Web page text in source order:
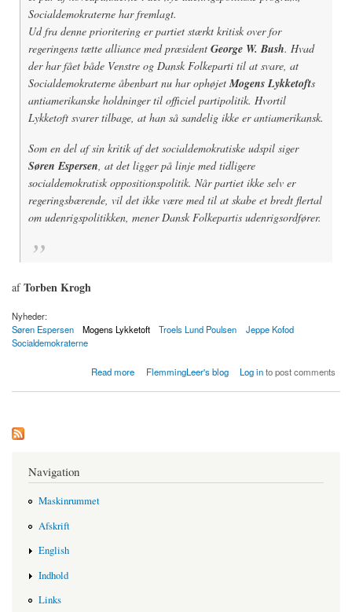
Socialdemokraterne har fremlagt.
Ud fra denne prioritering er partiet stærkt kritisk over for
regeringens tætte alliance med præsident George W. Bush. Hvad
der har fået både Venstre og Dansk Folkeparti til at svare, at
Socialdemokraterne åbenbart nu har ophøjetMogens Lykketofts
antiamerikanske holdninger til officiel partipolitik. Hvortil
Lykketoft svarer tilbage, at han så sandelig ikke er antiamerikansk.
Som en del af sin kritik af det socialdemokratiske udspil siger
Søren Espersen, at det ligger på linje med tidligere
socialdemokratisk oppositionspolitik. Når partiet ikke selv er
regeringsbærende, vil det ikke være med til at skabe et bredt flertal
om udenrigspolitikken, mener Dansk Folkepartis udenrigsordfører.
afTorben Krogh
Nyheder:
Søren Espersen
Mogens Lykketoft Troels Lund Poulsen
Jeppe Kofod
Socialdemokraterne
Read more
about Socialdemokraterne præsenterer ny udenrigsdoktrin
FlemmingLeer's blog Log into post comments
Navigation
Maskinrummet
Afskrift
English
Indhold
Links